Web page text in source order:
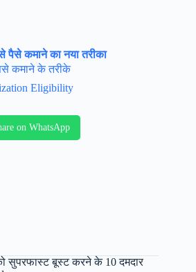
कमाने का नया तरीका
कमाने के तरीके
Eligibility
on WhatsApp
सुपरफास्ट बूस्ट करने के 10 दमदार